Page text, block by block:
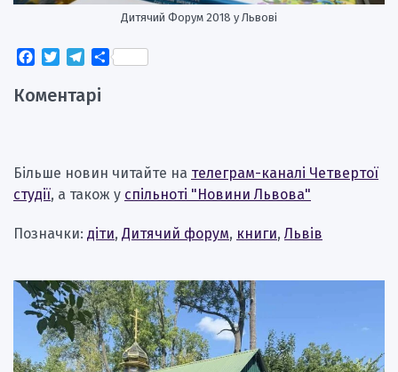
Дитячий Форум 2018 у Львові
Facebook
TwitterTelegram
Поділитися
Коментарі
Більше новин читайте на телеграм-каналі Четвертої
студії, а також у спільноті "Новини Львова"
Позначки: діти, Дитячий форум, книги, Львів